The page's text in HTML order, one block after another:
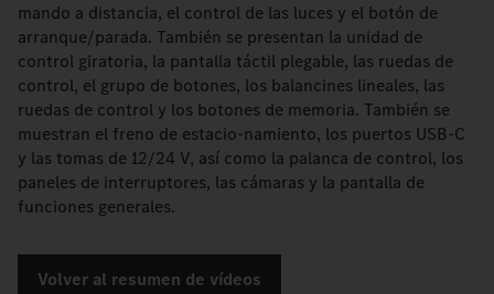
mando a distancia, el control de las luces y el botón de
arranque/parada. También se presentan la unidad de
control giratoria, la pantalla táctil plegable, las ruedas de
control, el grupo de botones, los balancines lineales, las
ruedas de control y los botones de memoria. También se
muestran el freno de estacio-namiento, los puertos USB-C
y las tomas de 12/24 V, así como la palanca de control, los
paneles de interruptores, las cámaras y la pantalla de
funciones generales.
Volver al resumen de vídeos